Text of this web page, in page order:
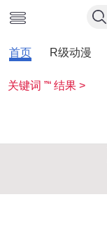
首页 R级动漫
关键词 ”“ 结果 >